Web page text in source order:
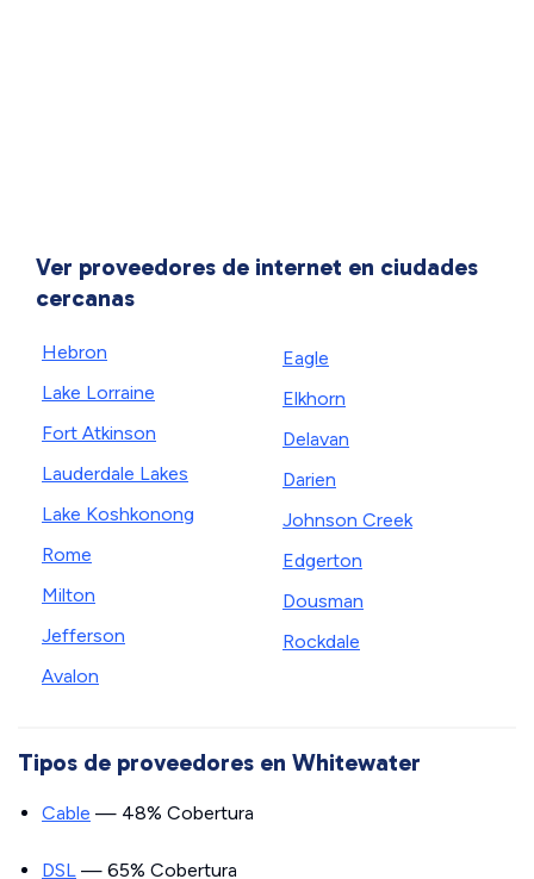
Ver proveedores de internet en ciudades
cercanas
Hebron
Lake Lorraine
Fort Atkinson
Lauderdale Lakes
Lake Koshkonong
Rome
Milton
Jefferson
Avalon
Eagle
Elkhorn
Delavan
Darien
Johnson Creek
Edgerton
Dousman
Rockdale
Tipos de proveedores en Whitewater
Cable — 48% Cobertura
DSL — 65% Cobertura